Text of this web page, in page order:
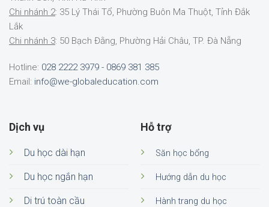
Chi nhánh 2: 35 Lý Thái Tổ, Phường Buôn Ma Thuột, Tỉnh Đắk
Lắk
Chi nhánh 3: 50 Bạch Đằng, Phường Hải Châu, TP. Đà Nẵng
Hotline: 028 2222 3979 - 0869 381 385
Email: info@we-globaleducation.com
Dịch vụ
Du học dài hạn
Du học ngắn hạn
Di trú toàn cầu
Hỗ trợ
Săn học bổng
Hướng dẫn du học
Hành trang du học